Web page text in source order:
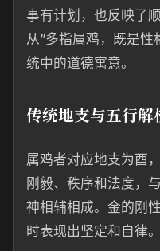
事有计划，也反映了
从”多指属鸡，既是
统中的道德寓意。
传统地支与五行解
属鸡者对应地支为酉
刚毅、秩序和法度，
神相辅相成。金的刚
时表现出坚定和自律。